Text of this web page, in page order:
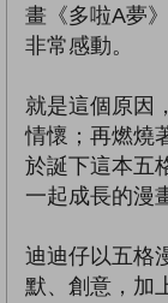
畫《多啦A夢
非常感動。
就是這個原因
情懷；再燃燒
於誕下這本五
一起成長的漫
迪迪仔以五格
默、創意，加